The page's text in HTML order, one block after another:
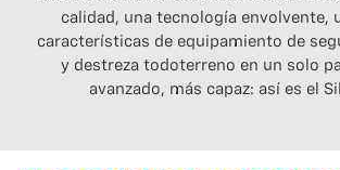
calidad, una tecnología envolvente,
características de equipamiento de
y destreza todoterreno en un solo
avanzado, más capaz: así es el